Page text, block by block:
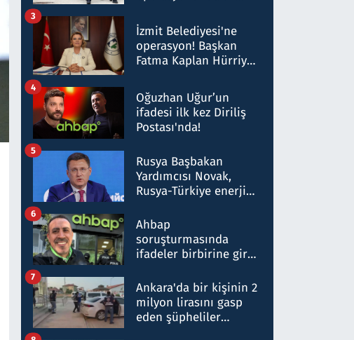
Milyar liralık para
trafiği tespit edildi
İzmit Belediyesi'ne
operasyon! Başkan
Fatma Kaplan Hürriyet
3
Oğuzhan Uğur’un
ifadesi ilk kez Diriliş
Postası'nda!
4
Rusya Başbakan
Yardımcısı Novak,
Rusya-Türkiye enerji
nitelikte olduğunu
belirtti
5
Ahbap
soruşturmasında
ifadeler birbirine girdi:
ifadelerinden ortaya
çıkan tablo şok etti
6
Ankara'da bir kişinin 2
milyon lirasını gasp
eden şüpheliler
7